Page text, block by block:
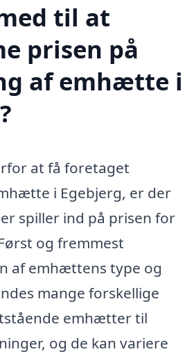
til at
prisen på
af emhætte i
at få foretaget
i Egebjerg, er der
spiller ind på prisen for
og fremmest
af emhættens type og
mange forskellige
emhætter til
og de kan variere